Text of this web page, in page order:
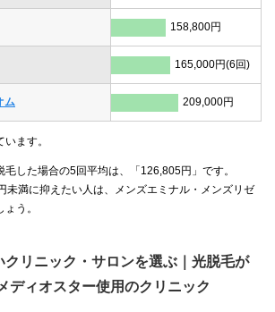
158,800円
165,000円(6回)
ム 209,000円
ます。
した場合の5回平均は、「126,805円」です。
未満に抑えたい人は、メンズエミナル・メンズリゼ
う。
クリニック・サロンを選ぶ｜光脱毛が
ディオスター使用のクリニック